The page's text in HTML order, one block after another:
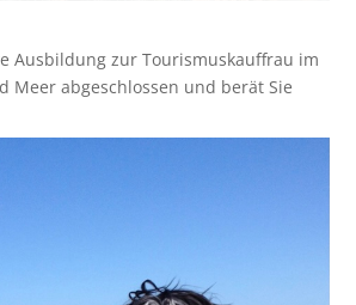
Ausbildung zur Tourismuskauffrau im
Meer abgeschlossen und berät Sie